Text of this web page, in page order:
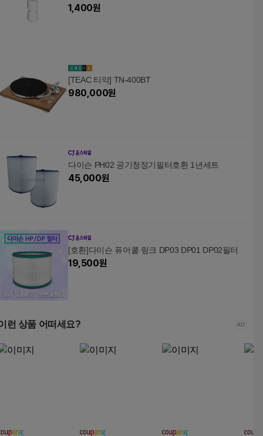
1,400원
[TEAC 티악] TN-400BT
980,000원
다이슨 PH02 공기청정기필터호환 1년세트
45,000원
[호환]다이슨 퓨어쿨 링크 DP03 DP01 DP02필터
19,500원
런 상품 어떠세요?